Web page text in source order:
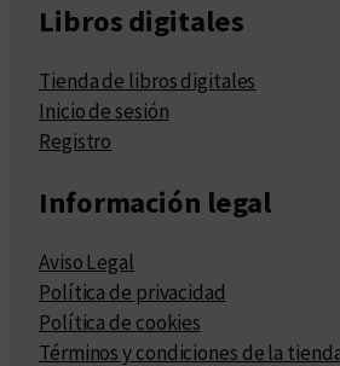
Libros digitales
Tienda de libros digitales
Inicio de sesión
Registro
Información legal
Aviso Legal
Política de privacidad
Política de cookies
Términos y condiciones de la